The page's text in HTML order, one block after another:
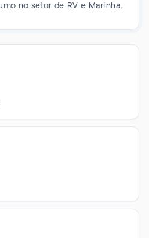
no setor de RV e Marinha.